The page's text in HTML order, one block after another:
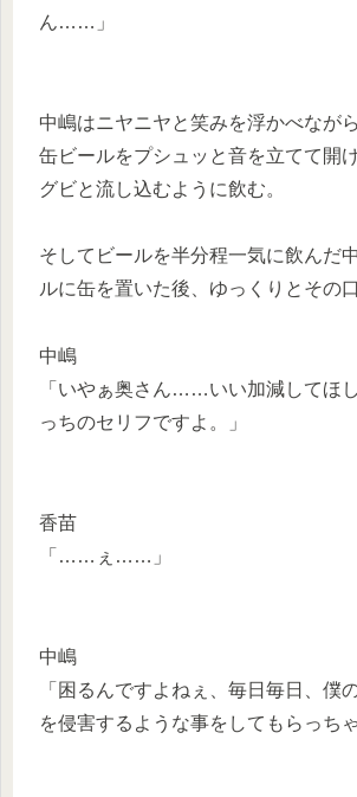
ん……」
中嶋はニヤニヤと笑みを浮かべなが
缶ビールをプシュッと音を立てて開
グビと流し込むように飲む。
そしてビールを半分程一気に飲んだ
ルに缶を置いた後、ゆっくりとその
中嶋
「いやぁ奥さん……いい加減してほ
っちのセリフですよ。」
香苗
「……ぇ……」
中嶋
「困るんですよねぇ、毎日毎日、僕
を侵害するような事をしてもらっちゃ